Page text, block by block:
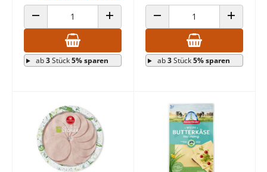
ANZAHL VERRINGERN ANZAHL ERHÖHEN
ab3Stück5% sparen
ANZAHL VERRINGERN ANZAHL
ab3Stück5% sparen